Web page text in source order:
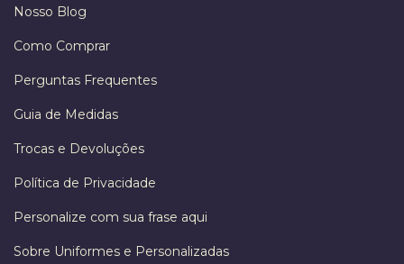
Nosso Blog
Como Comprar
Perguntas Frequentes
Guia de Medidas
Trocas e Devoluções
Política de Privacidade
Personalize com sua frase aqui
Sobre Uniformes e Personalizadas